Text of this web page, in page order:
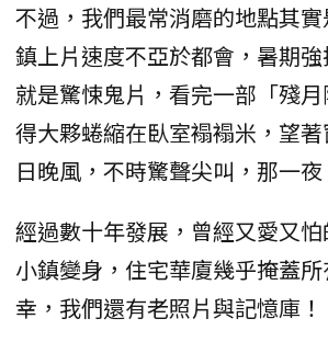
不過，我們最常消磨的地點其
鎮上片速度不亞於都會，暑期
就是驚悚鬼片，看完一部「殘
得大夥蜷縮在臥室褟褟米，望
日晚風，不時驚聲尖叫，那一夜
經過數十年發展，曾經又愛又
小鎮變身，住宅華廈幾乎掩蓋
幸，我們還有老照片與記憶庫！